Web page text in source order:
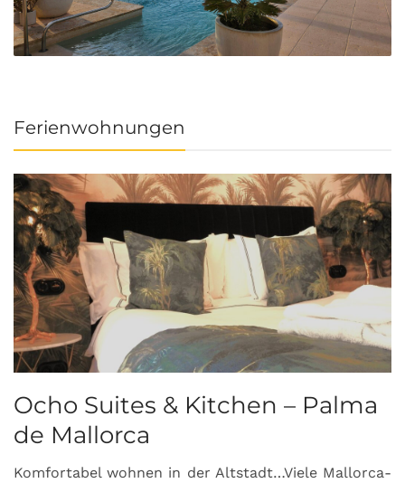
Ferienwohnungen
Ocho Suites & Kitchen – Palma
de Mallorca
Komfortabel wohnen in der Altstadt…Viele Mallorca-